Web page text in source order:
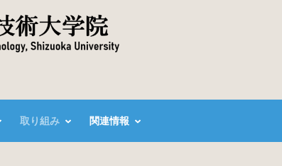
取り組み 関連情報